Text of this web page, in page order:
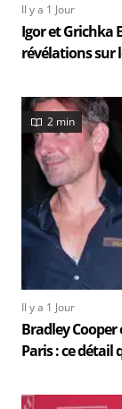
Il y a 1 Jour
Igor et Grichka
révélations sur
2 min
Il y a 1 Jour
Bradley Cooper
Paris : ce détail